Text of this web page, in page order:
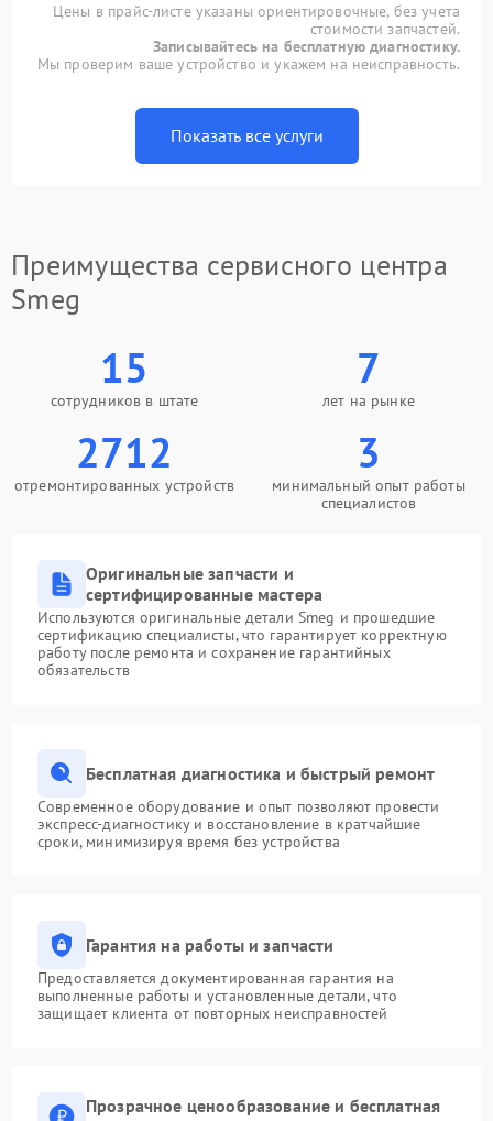
Цены в прайс-листе указаны ориентировочные, без учета
стоимости запчастей.
Записывайтесь на бесплатную диагностику.
Мы проверим ваше устройство и укажем на неисправность.
Показать все услуги
Преимущества сервисного центра
Smeg
15
сотрудников в штате
7
лет на рынке
2712
отремонтированных устройств
3
минимальный опыт работы
специалистов
Оригинальные запчасти и
сертифицированные мастера
Используются оригинальные детали Smeg и прошедшие
сертификацию специалисты, что гарантирует корректную
работу после ремонта и сохранение гарантийных
обязательств
Бесплатная диагностика и быстрый ремонт
Современное оборудование и опыт позволяют провести
экспресс-диагностику и восстановление в кратчайшие
сроки, минимизируя время без устройства
Гарантия на работы и запчасти
Предоставляется документированная гарантия на
выполненные работы и установленные детали, что
защищает клиента от повторных неисправностей
Прозрачное ценообразование и бесплатная